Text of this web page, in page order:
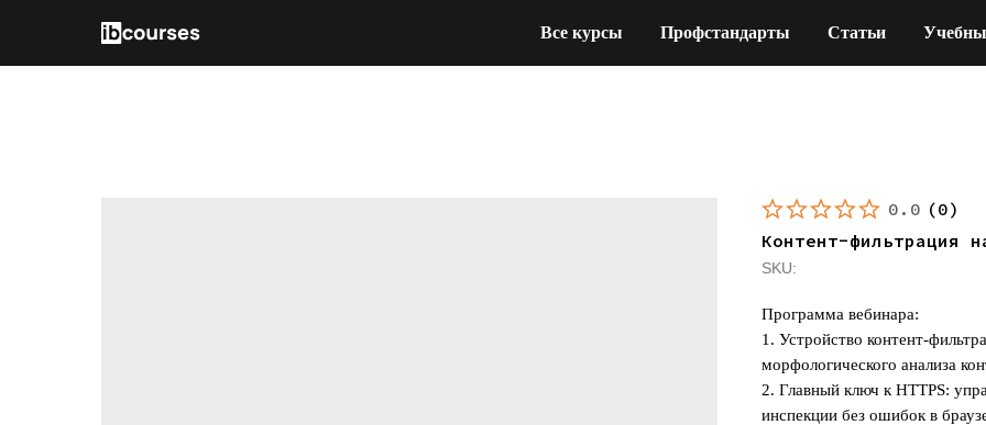
Все курсы Профстандарты Статьи
0.0 (0)
Контент-фильтрация
SKU:
Программа вебинара:
1. Устройство контент-
морфологического анализа
2. Главный ключ к HTTPS:
инспекции без ошибок в